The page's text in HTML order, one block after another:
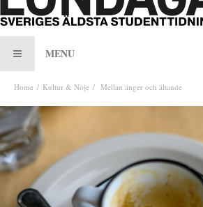
MENU
Home Kultur & Nöje Mellan ånger och ältande